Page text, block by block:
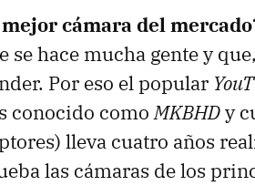
cámara del mercado
hace mucha gente y
Por eso el popular
conocido comoMKBHDy
lleva cuatro años
las cámaras de los